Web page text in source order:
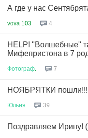
А где у нас
vova 103 4
HELP! "Волшебные"
Мифепристона в 7
Фотограф 7
НОЯБРЯТКИ
Юльия 39
Поздравляем Ирину!